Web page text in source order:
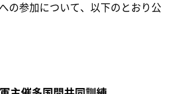
への参加について、以下のとおり公